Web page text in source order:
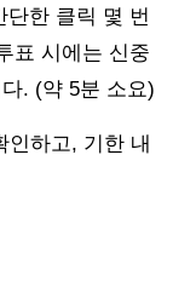
단한 클릭 몇 번
표 시에는 신중
. (약 5분 소요)
인하고, 기한 내